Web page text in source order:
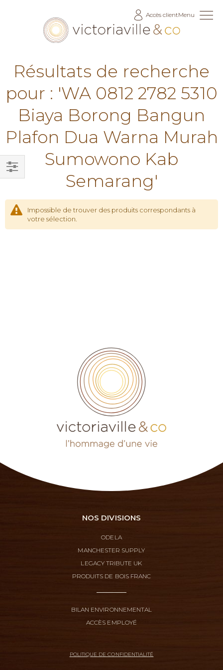
Accès clientMenu
Résultats de recherche
pour : 'WA 0812 2782 5310
Biaya Borong Bangun
Plafon Dua Warna Murah
Sumowono Kab
Semarang'
Impossible de trouver des produits correspondants à
votre sélection.
Filtrer
NOS DIVISIONS
ODELA
MANCHESTER SUPPLY
LEGACY TRIBUTE UK
PRODUITS DE BOIS FRANC
BILAN ENVIRONNEMENTAL
ACCÈS EMPLOYÉ
POLITIQUE DE CONFIDENTIALITÉ